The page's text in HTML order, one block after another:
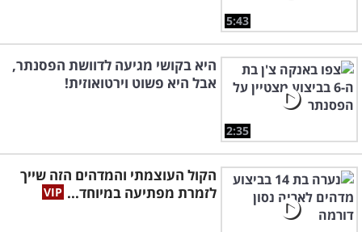
5:43
2:35
היא בקושי מגיעה לדוושת הפסנתר,
אבל היא פשוט וירטואוזית!
הקול העוצמתי והמדהים הזה שייך
לזמרת מפתיעה במיוחד...